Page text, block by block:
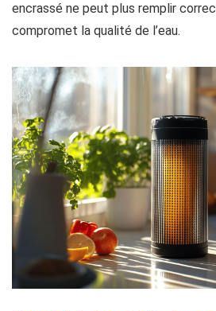
encrassé ne peut plus remplir
compromet la qualité de l’eau.